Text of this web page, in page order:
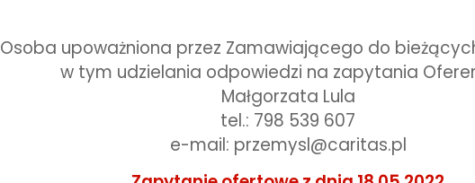
Osoba upoważniona przez Zamawiającego do
w tym udzielania odpowiedzi na zapytania
Małgorzata Lula
tel.: 798 539 607
e-mail: przemysl@caritas.pl